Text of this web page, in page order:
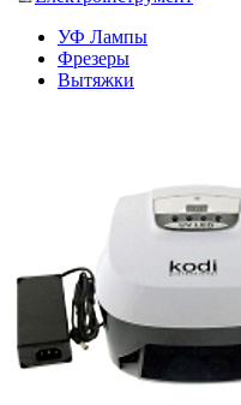
УФ Лампы
Фрезеры
Вытяжки